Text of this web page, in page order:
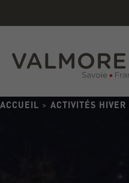
ACCUEIL > ACTIVITÉS HIVER